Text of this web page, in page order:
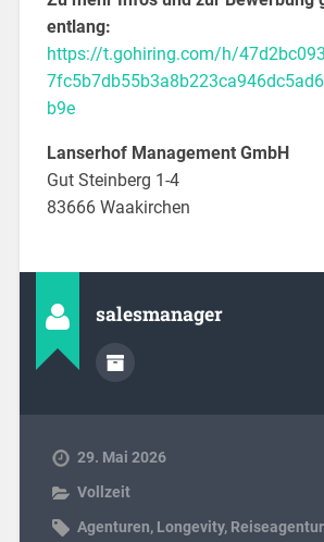
entlang:
https://t.gohiring.com/h/
b9e
Lanserhof Management GmbH
Gut Steinberg 1-4
83666 Waakirchen
salesmanager
29. Mai 2026
Vollzeit
Agenturen, Longevity,